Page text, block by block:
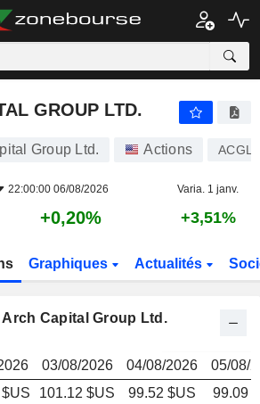
LTD. 99,29
GROUP LTD.
Group Ltd. Actions ACGL
22:00:00 06/08/2026 Varia. 1 janv.
+0,20% +3,51%
Graphiques Actualités
Capital Group Ltd.
03/08/2026 04/08/2026
05/08/
101.12 $US 99.52 $US
99.09